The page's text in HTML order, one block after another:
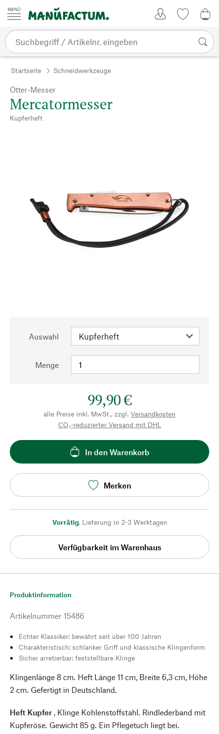
Zum Inhalt springen
Startseite Schneidwerkzeuge
Otter-Messer
Mercatormesser
Kupferheft
Auswahl
Menge
99,90 €
alle Preise inkl. MwSt., zzgl. Versandkosten
CO₂-reduzierter Versand mit DHL
In den Warenkorb
Merken
Vorrätig, Lieferung in 2-3 Werktagen
Verfügbarkeit im Warenhaus
Produktinformation
Artikelnummer 15486
Echter Klassiker: bewährt seit über 100 Jahren
Charakteristisch: schlanker Griff und klassische Klingenform
Sicher arretierbar: feststellbare Klinge
Klingenlänge 8 cm. Heft Länge 11 cm, Breite 6,3 cm, Höhe
2 cm. Gefertigt in Deutschland.
Heft Kupfer , Klinge Kohlenstoffstahl. Rindlederband mit
Kupferöse. Gewicht 85 g. Ein Pflegetuch liegt bei.